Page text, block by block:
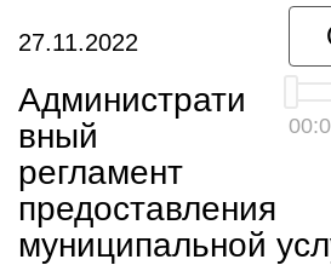
27.11.2022
Администрати
вный
регламент
предоставления
муниципальной